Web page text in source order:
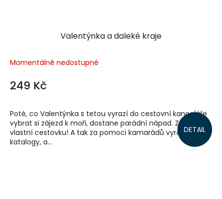
Valentýnka a daleké kraje
Momentálně nedostupné
249 Kč
DETAIL
Poté, co Valentýnka s tetou vyrazí do cestovní kanceláře
vybrat si zájezd k moři, dostane parádní nápad. Založí si
vlastní cestovku! A tak za pomoci kamarádů vyrobí
katalogy, a...